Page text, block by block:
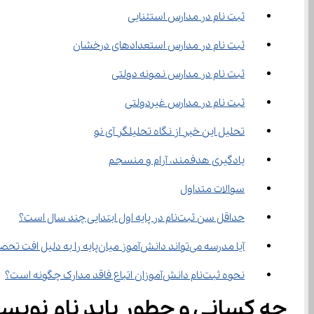
‌ثبت نام در مدارس استثنایی
ثبت نام در مدارس استعدادهای درخشان
ثبت نام در مدارس نمونه دولتی
‌ثبت نام در مدارس غیردولتی
تحلیل این خبر از نگاه تحلیلگر آی نو
یادگیری هدفمند، آرام و منسجم
سوالات متداول
حداقل سن ثبت‌نام در پایه اول ابتدایی چند سال است؟
آیا مدرسه می‌تواند دانش‌آموز میان‌پایه را به دلیل افت تحصیلی نپذیرد؟
نحوه ثبت‌نام دانش‌آموزان اتباع فاقد مدارک چگونه است؟